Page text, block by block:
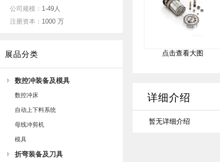
公司规模： 1-49人
注册资本： 1000 万
展品分类
数控冲装备及模具
数控冲床
自动上下料系统
母线冲剪机
模具
折弯装备及刀具
点击查看大图
详细介绍
暂无详细介绍